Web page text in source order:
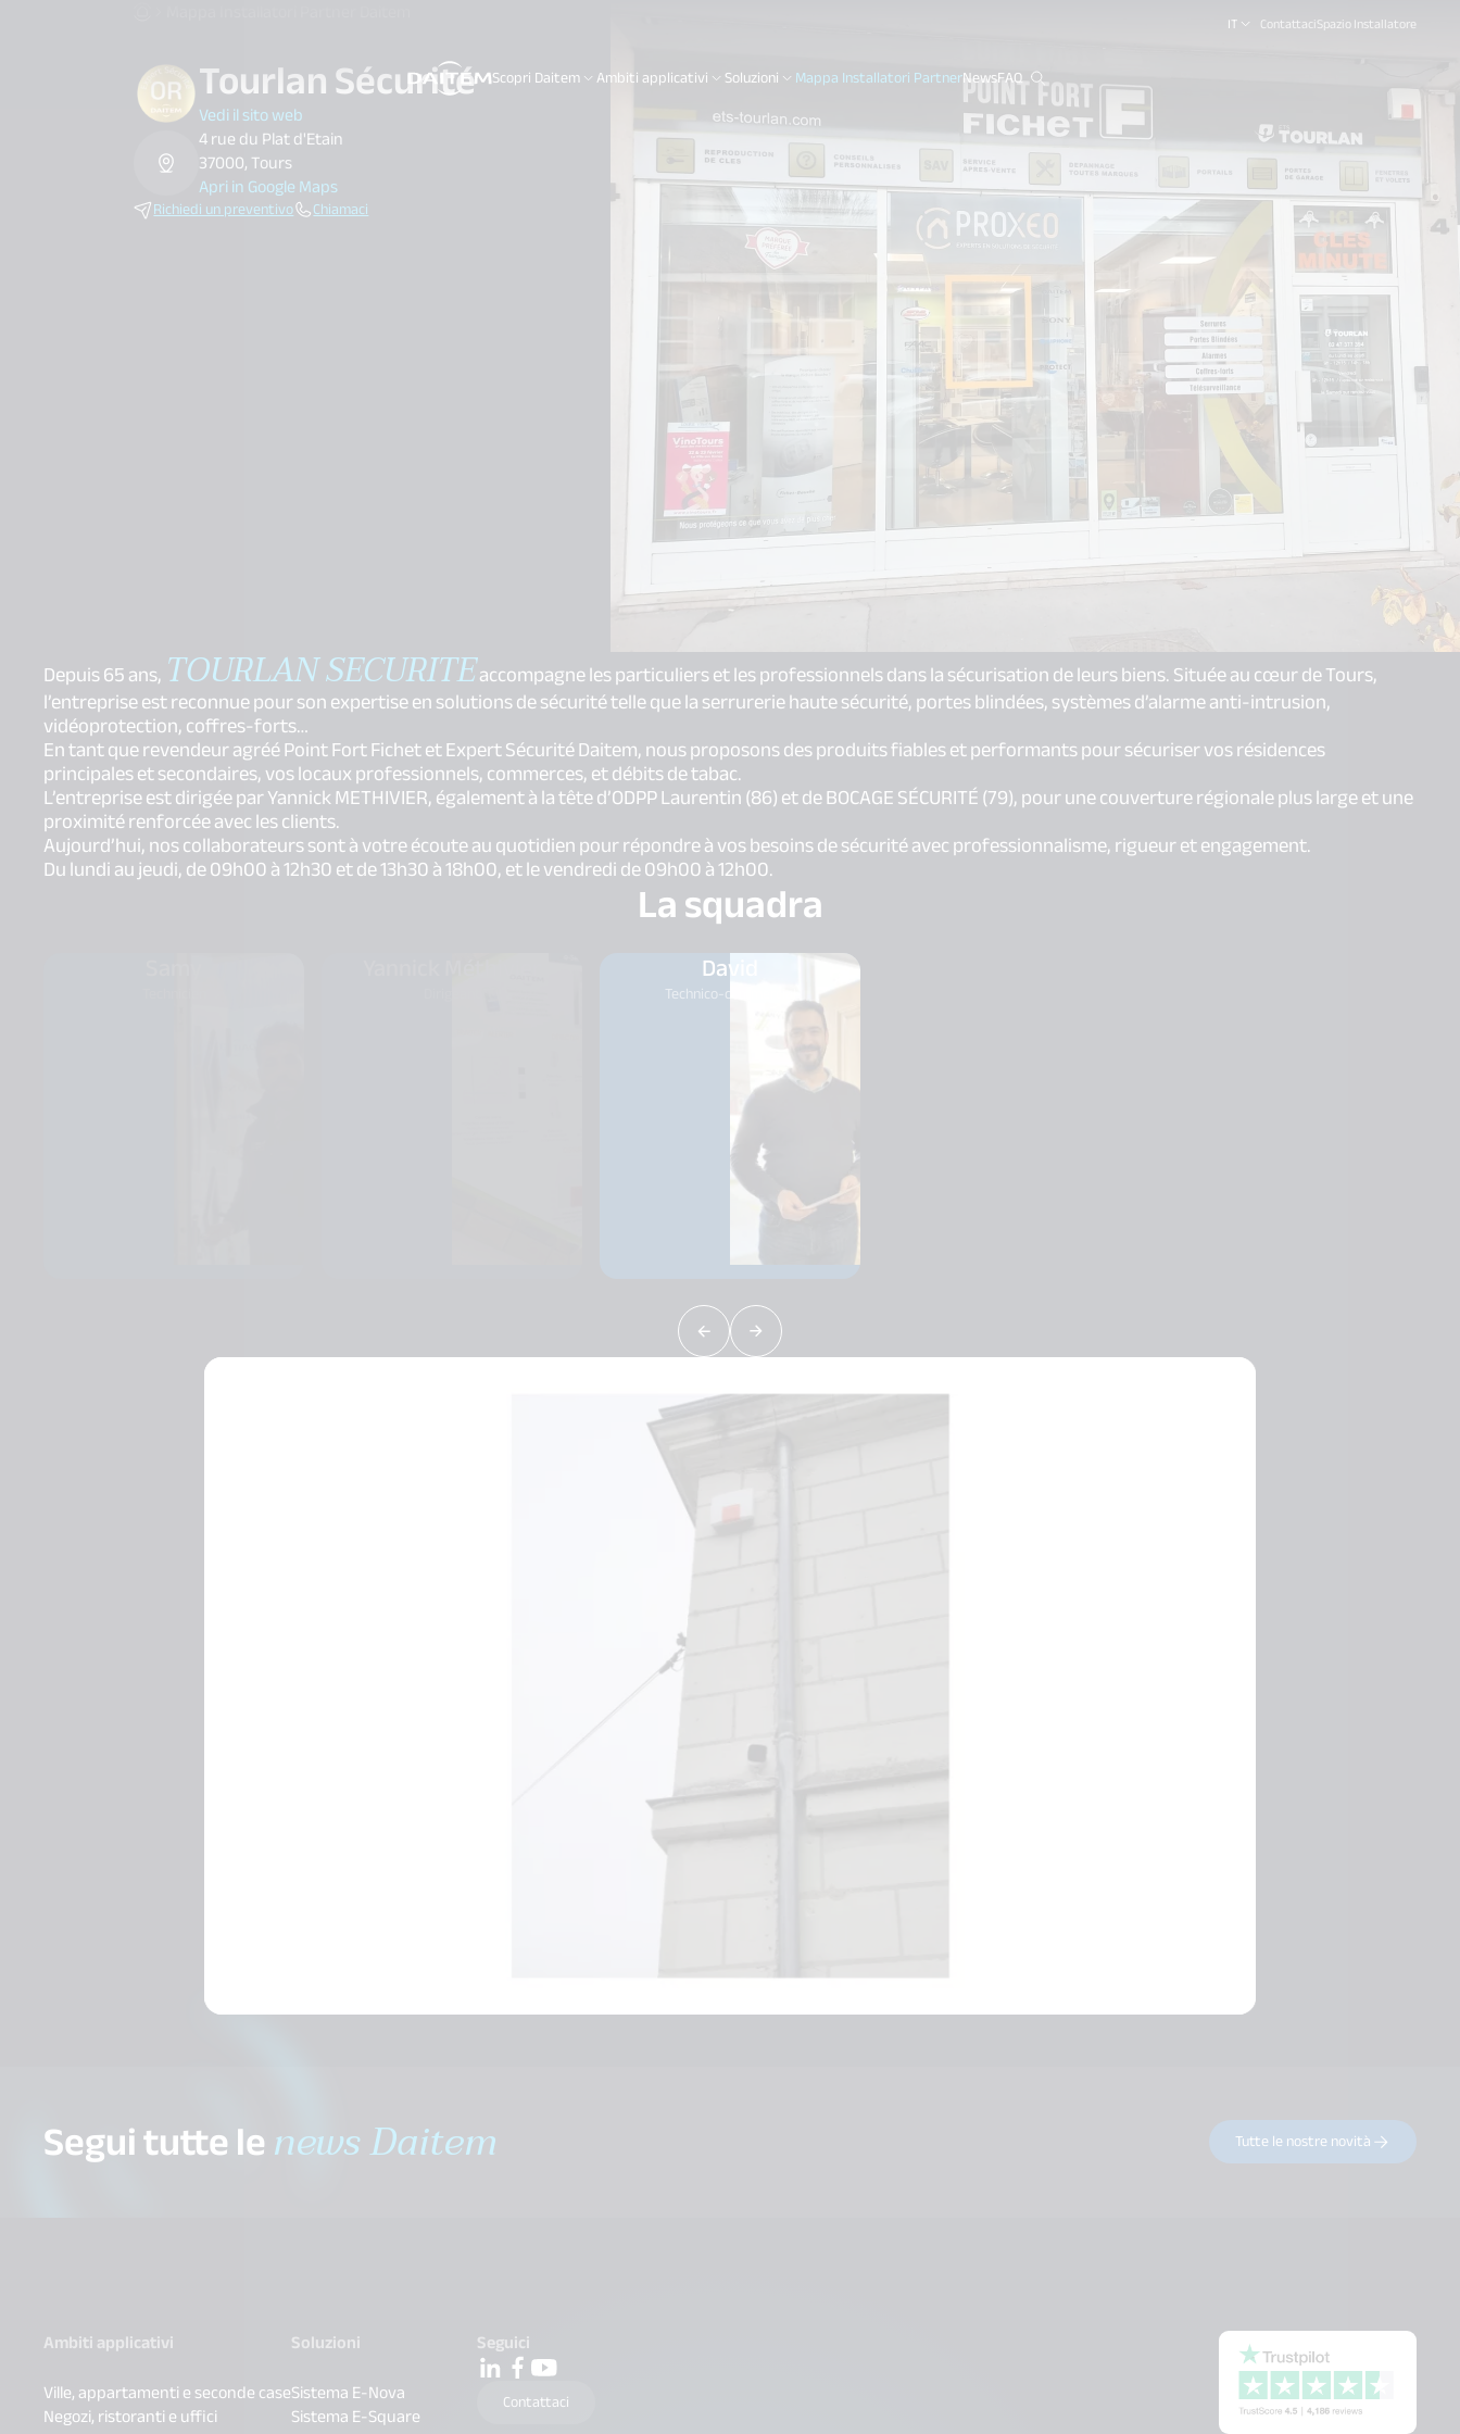
IT ContattaciSpazio Installatore
Scopri Daitem Ambiti applicativi Soluzioni Mappa Installatori PartnerNewsFAQ
search.label
Tourlan Sécurité
Vedi il sito web
4 rue du Plat d'Etain
37000, Tours
Apri in Google Maps
Richiedi un preventivo Chiamaci
Depuis 65 ans, TOURLAN SECURITEaccompagne les particuliers et les professionnels dans la sécurisation de leurs biens. Située au cœur de Tours,
l’entreprise est reconnue pour son expertise en solutions de sécurité telle que la serrurerie haute sécurité, portes blindées, systèmes d’alarme anti-intrusion,
vidéoprotection, coffres-forts…
En tant que revendeur agréé Point Fort Fichet et Expert Sécurité Daitem, nous proposons des produits fiables et performants pour sécuriser vos résidences
principales et secondaires, vos locaux professionnels, commerces, et débits de tabac.
L’entreprise est dirigée par Yannick METHIVIER, également à la tête d’ODPP Laurentin (86) et de BOCAGE SÉCURITÉ (79), pour une couverture régionale plus large et une
proximité renforcée avec les clients.
Aujourd’hui, nos collaborateurs sont à votre écoute au quotidien pour répondre à vos besoins de sécurité avec professionnalisme, rigueur et engagement.
Du lundi au jeudi, de 09h00 à 12h30 et de 13h30 à 18h00, et le vendredi de 09h00 à 12h00.
La squadra
David
Technico-commercial
Segui tutte lenews Daitem Tutte le nostre novità
Ambiti applicativi
Ville, appartamenti e seconde case
Negozi, ristoranti e uffici
Soluzioni
Sistema E-Nova
Sistema E-Square
Seguici
Contattaci